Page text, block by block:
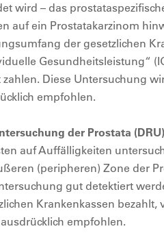
wird – das
auf ein Prostatakarzinom
der gesetzlichen
Gesundheitsleistung“
zahlen. Diese Untersuchung
empfohlen.
der Prostata
auf Auffälligkeiten
(peripheren) Zone der
gut detektiert
Krankenkassen
empfohlen.